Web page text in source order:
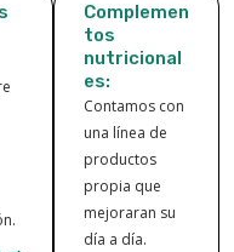
Complemen
tos
nutricional
es:
Contamos con
una línea de
productos
propia que
mejoraran su
día a día.